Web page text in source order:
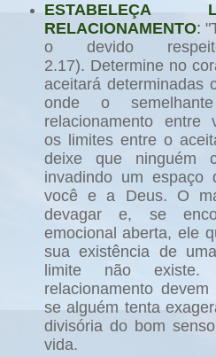
ESTABELEÇA
RELACIONAMENTO:
o devido
2.17). Determine no
aceitará determinadas
onde o
relacionamento entre
os limites entre o
deixe que ninguém
invadindo um espaço
você e a Deus. O
devagar e, se
emocional aberta, ele
sua existência de
limite não
relacionamento
se alguém tenta
divisória do bom
vida.